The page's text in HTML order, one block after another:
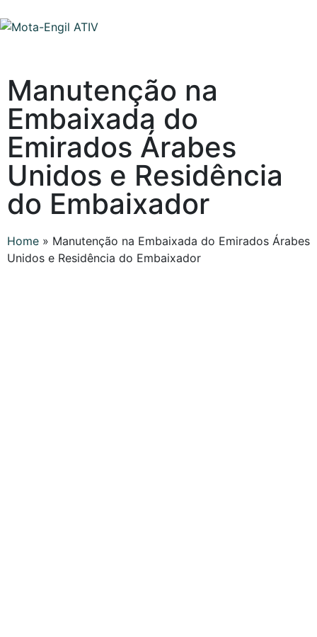
Manutenção na
Embaixada do
Emirados Árabes
Unidos e Residência
do Embaixador
Home » Manutenção na Embaixada do Emirados Árabes
Unidos e Residência do Embaixador